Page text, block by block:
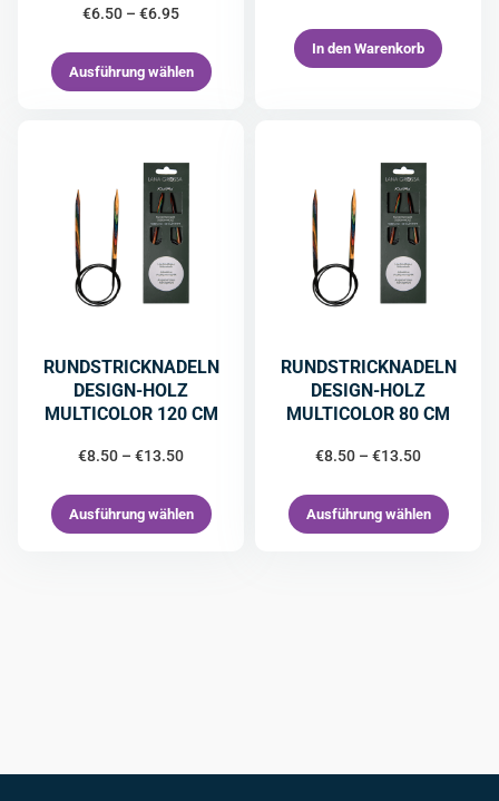
€6.50 – €6.95
Ausführung wählen
In den Warenkorb
RUNDSTRICKNADELN
DESIGN-HOLZ
MULTICOLOR 120 CM
€8.50 – €13.50
Ausführung wählen
RUNDSTRICKNADELN
DESIGN-HOLZ
MULTICOLOR 80 CM
€8.50 – €13.50
Ausführung wählen